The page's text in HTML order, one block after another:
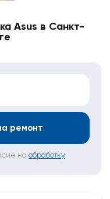
Asus в Санкт-
ремонт
на обработку